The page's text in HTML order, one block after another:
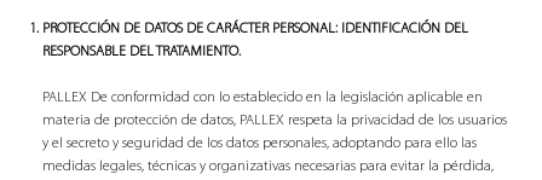
PROTECCIÓN DE DATOS DE CARÁCTER PERSONAL: IDENTIFICACIÓN DEL
RESPONSABLE DEL TRATAMIENTO.
PALLEX De conformidad con lo establecido en la legislación aplicable en
materia de protección de datos, PALLEX respeta la privacidad de los usuarios
y el secreto y seguridad de los datos personales, adoptando para ello las
medidas legales, técnicas y organizativas necesarias para evitar la pérdida,